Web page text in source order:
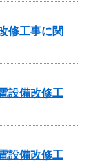
修工事に関
設備改修工
設備改修工